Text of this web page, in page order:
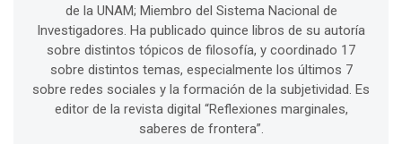
de la UNAM; Miembro del Sistema Nacional de
Investigadores. Ha publicado quince libros de su autoría
sobre distintos tópicos de filosofía, y coordinado 17
sobre distintos temas, especialmente los últimos 7
sobre redes sociales y la formación de la subjetividad. Es
editor de la revista digital “Reflexiones marginales,
saberes de frontera”.